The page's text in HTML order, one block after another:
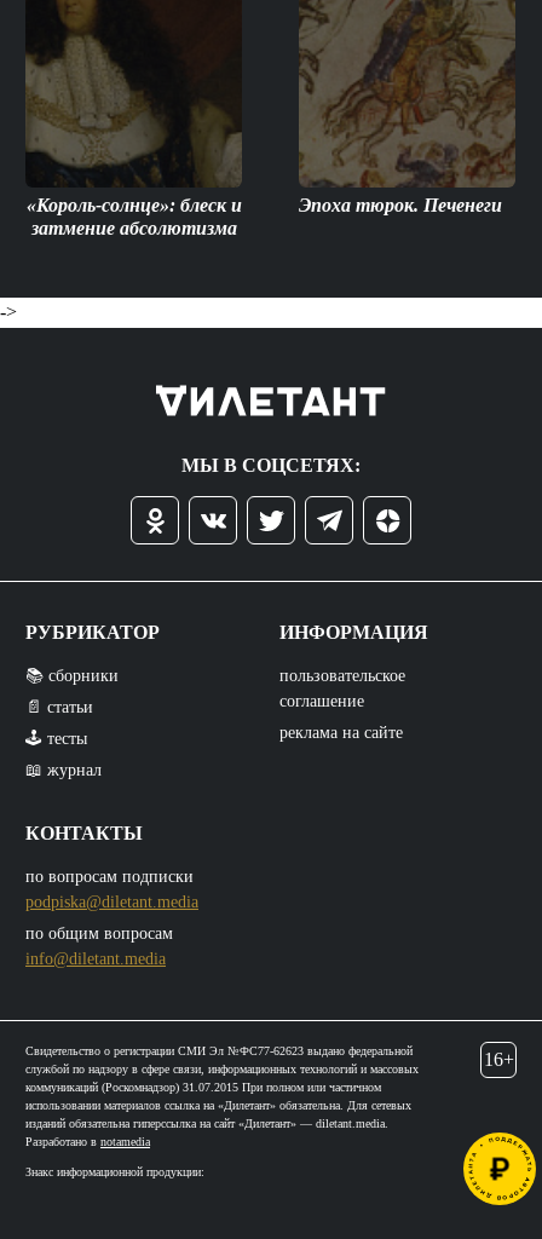
«Король-солнце»: блеск и
затмение абсолютизма
Эпоха тюрок. Печенеги
->
МЫ В СОЦСЕТЯХ:
РУБРИКАТОР
📚 сборники
📄 статьи
🕹️ тесты
📖 журнал
КОНТАКТЫ
по вопросам подписки
podpiska@diletant.media
по общим вопросам
info@diletant.media
ИНФОРМАЦИЯ
пользовательское
соглашение
реклама на сайте
Свидетельство о регистрации СМИ Эл №ФС77-62623 выдано федеральной
службой по надзору в сфере связи, информационных технологий и массовых
коммуникаций (Роскомнадзор) 31.07.2015 При полном или частичном
использовании материалов ссылка на «Дилетант» обязательна. Для сетевых
изданий обязательна гиперссылка на сайт «Дилетант» — diletant.media.
Разработано в notamedia
Знакс информационной продукции:
16+